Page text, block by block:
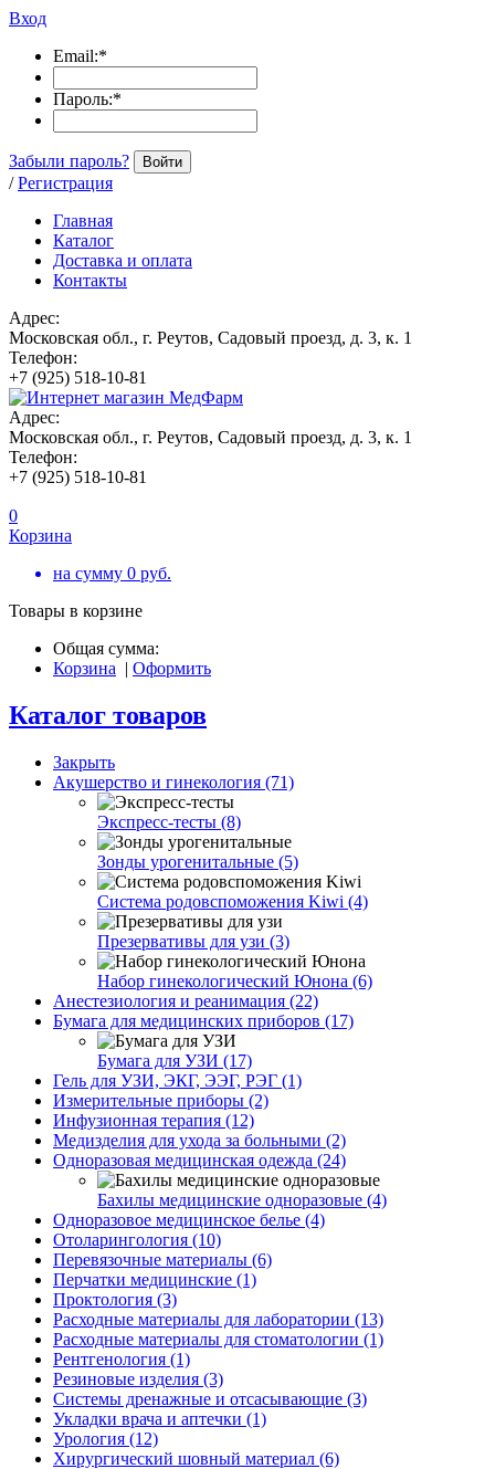
Вход
Email:*
Пароль:*
Забыли пароль? Войти
/ Регистрация
Главная
Каталог
Доставка и оплата
Контакты
Адрес:
Московская обл., г. Реутов, Садовый проезд, д. 3, к. 1
Телефон:
+7 (925) 518-10-81
Адрес:
Московская обл., г. Реутов, Садовый проезд, д. 3, к. 1
Телефон:
+7 (925) 518-10-81
0
Корзина
на сумму 0 руб.
Товары в корзине
Общая сумма:
Корзина | Оформить
Каталог товаров
Закрыть
Акушерство и гинекология (71)
Экспресс-тесты (8)
Зонды урогенитальные (5)
Система родовспоможения Kiwi (4)
Презервативы для узи (3)
Набор гинекологический Юнона (6)
Анестезиология и реанимация (22)
Бумага для медицинских приборов (17)
Бумага для УЗИ (17)
Гель для УЗИ, ЭКГ, ЭЭГ, РЭГ (1)
Измерительные приборы (2)
Инфузионная терапия (12)
Медизделия для ухода за больными (2)
Одноразовая медицинская одежда (24)
Бахилы медицинские одноразовые (4)
Одноразовое медицинское белье (4)
Отоларингология (10)
Перевязочные материалы (6)
Перчатки медицинские (1)
Проктология (3)
Расходные материалы для лаборатории (13)
Расходные материалы для стоматологии (1)
Рентгенология (1)
Резиновые изделия (3)
Системы дренажные и отсасывающие (3)
Укладки врача и аптечки (1)
Урология (12)
Хирургический шовный материал (6)